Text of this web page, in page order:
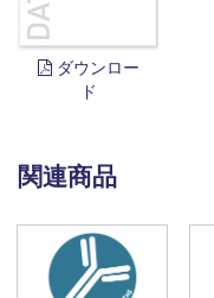
ダウンロー
ド
関連商品